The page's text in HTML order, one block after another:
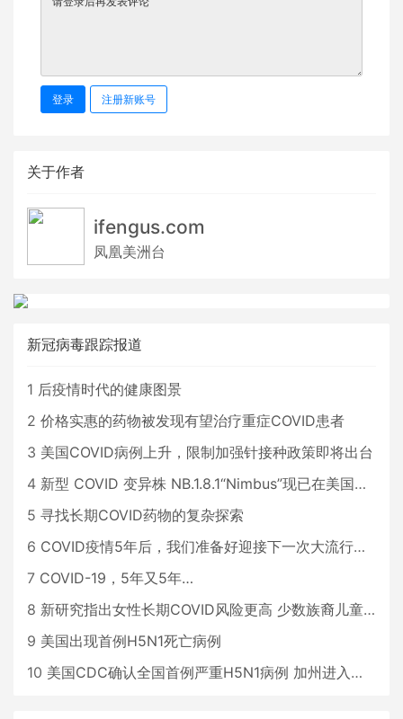
登录 注册新账号
关于作者
ifengus.com
凤凰美洲台
新冠病毒跟踪报道
1 后疫情时代的健康图景
2 价格实惠的药物被发现有望治疗重症COVID患者
3 美国COVID病例上升，限制加强针接种政策即将出台
4 新型 COVID 变异株 NB.1.8.1“Nimbus”现已在美国占据主导地位
5 寻找长期COVID药物的复杂探索
6 COVID疫情5年后，我们准备好迎接下一次大流行了吗？
7 COVID-19，5年又5年…
8 新研究指出女性长期COVID风险更高 少数族裔儿童存在差异
9 美国出现首例H5N1死亡病例
10 美国CDC确认全国首例严重H5N1病例 加州进入紧急状态